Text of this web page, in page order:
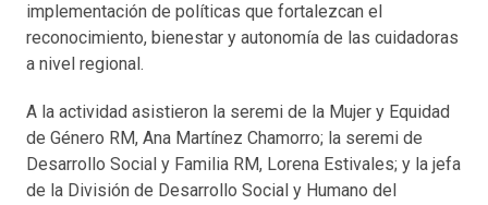
implementación de políticas que fortalezcan el
reconocimiento, bienestar y autonomía de las cuidadoras
a nivel regional.
A la actividad asistieron la seremi de la Mujer y Equidad
de Género RM, Ana Martínez Chamorro; la seremi de
Desarrollo Social y Familia RM, Lorena Estivales; y la jefa
de la División de Desarrollo Social y Humano del